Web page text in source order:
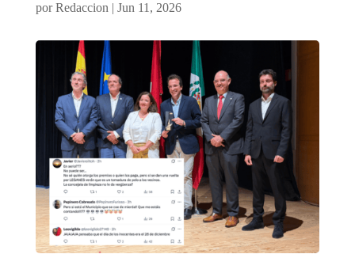
porRedaccion| Jun 11, 2026